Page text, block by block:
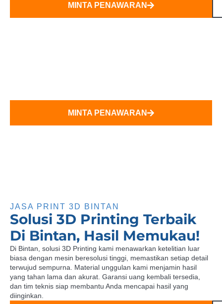
MINTA PENAWARAN
MINTA PENAWARAN
JASA PRINT 3D BINTAN
Solusi 3D Printing Terbaik
Di Bintan, Hasil Memukau!
Di Bintan, solusi 3D Printing kami menawarkan ketelitian luar
biasa dengan mesin beresolusi tinggi, memastikan setiap detail
terwujud sempurna. Material unggulan kami menjamin hasil
yang tahan lama dan akurat. Garansi uang kembali tersedia,
dan tim teknis siap membantu Anda mencapai hasil yang
diinginkan.